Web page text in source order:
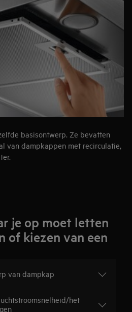
basisontwerp. Ze bevatten
van dampkappen met recirculatie,
ventilator dat wordt gekozen
je op moet letten
of kiezen van een
van dampkap
het